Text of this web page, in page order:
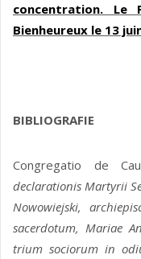
concentration. Le
Bienheureux le 13
BIBLIOGRAFIE
Congregatio de
declarationis Martyrii
Nowowiejski,
sacerdotum, Mariae
trium sociorum in